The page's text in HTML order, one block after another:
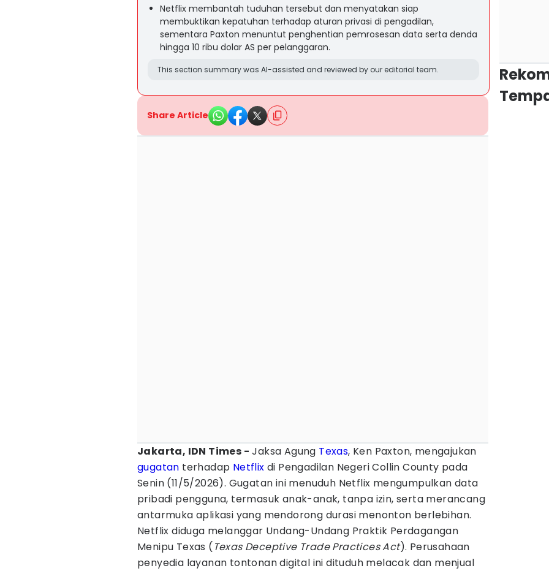
Netflix membantah tuduhan tersebut dan menyatakan siap
membuktikan kepatuhan terhadap aturan privasi di pengadilan,
sementara Paxton menuntut penghentian pemrosesan data serta denda
hingga 10 ribu dolar AS per pelanggaran.
This section summary was AI-assisted and reviewed by our editorial team.
Share Article
Jakarta, IDN Times - Jaksa Agung Texas, Ken Paxton, mengajukan
gugatan terhadap Netflix di Pengadilan Negeri Collin County pada
Senin (11/5/2026). Gugatan ini menuduh Netflix mengumpulkan data
pribadi pengguna, termasuk anak-anak, tanpa izin, serta merancang
antarmuka aplikasi yang mendorong durasi menonton berlebihan.
Netflix diduga melanggar Undang-Undang Praktik Perdagangan
Menipu Texas ( Texas Deceptive Trade Practices Act). Perusahaan
penyedia layanan tontonan digital ini dituduh melacak dan menjual